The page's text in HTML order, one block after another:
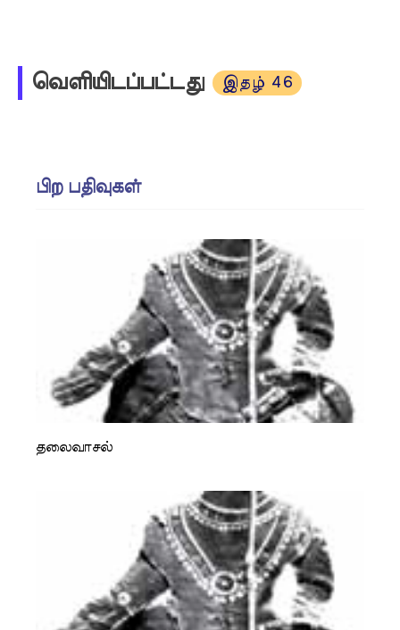
வெளியிடப்பட்டது இதழ் 46
பிற பதிவுகள்
தலைவாசல்